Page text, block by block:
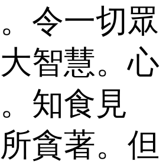
令一切眾
智慧。心
知食見
貪著。但